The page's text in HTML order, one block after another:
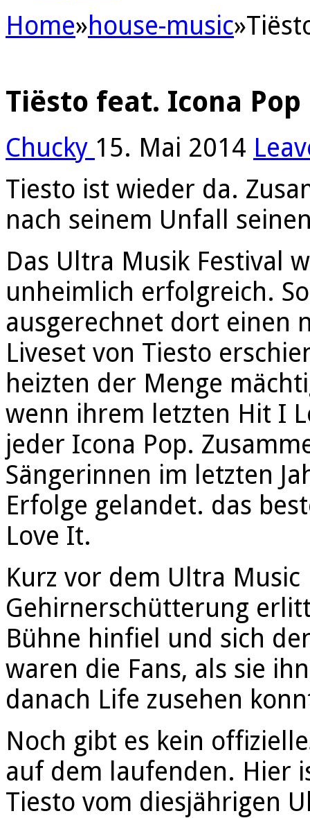
Home»house-music»
Tiësto feat. Icona Pop
Chucky 15. Mai 2014
Tiesto ist wieder da.
nach seinem Unfall
Das Ultra Musik Festival
unheimlich erfolgreich.
ausgerechnet dort einen
Liveset von Tiesto
heizten der Menge
wenn ihrem letzten Hit I
jeder Icona Pop.
Sängerinnen im letzten
Erfolge gelandet. das
Love It.
Kurz vor dem Ultra
Gehirnerschütterung
Bühne hinfiel und sich
waren die Fans, als sie
danach Life zusehen
Noch gibt es kein
auf dem laufenden. Hier
Tiesto vom diesjährigen